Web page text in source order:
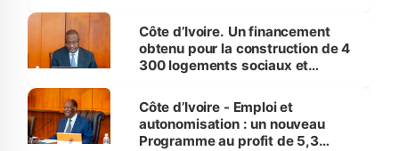
Côte d’Ivoire. Un financement
obtenu pour la construction de 4
300 logements sociaux et
et Yamoussoukro
Côte d’Ivoire - Emploi et
autonomisation : un nouveau
Programme au profit de 5,3